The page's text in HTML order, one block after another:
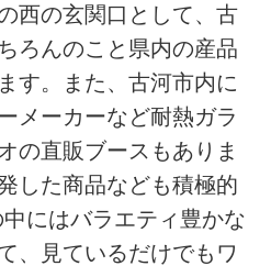
西の玄関口として、古
ろんのこと県内の産品
す。また、古河市内に
メーカーなど耐熱ガラ
の直販ブースもありま
した商品なども積極的
にはバラエティ豊かな
、見ているだけでもワ